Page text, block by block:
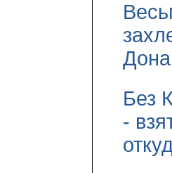
Без
-